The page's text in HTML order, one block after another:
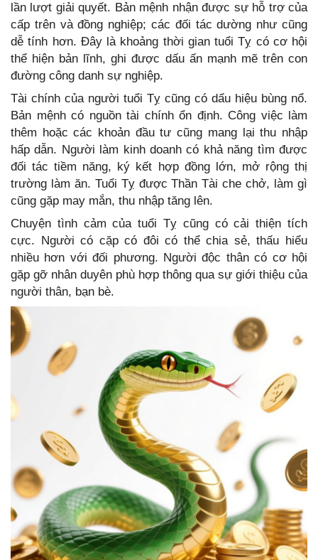
lần lượt giải quyết. Bản mệnh nhận được sự hỗ trợ của
cấp trên và đồng nghiệp; các đối tác dường như cũng
dễ tính hơn. Đây là khoảng thời gian tuổi Tỵ có cơ hội
thể hiện bản lĩnh, ghi được dấu ấn mạnh mẽ trên con
đường công danh sự nghiệp.
Tài chính của người tuổi Tỵ cũng có dấu hiệu bùng nổ.
Bản mệnh có nguồn tài chính ổn định. Công việc làm
thêm hoặc các khoản đầu tư cũng mang lại thu nhập
hấp dẫn. Người làm kinh doanh có khả năng tìm được
đối tác tiềm năng, ký kết hợp đồng lớn, mở rộng thị
trường làm ăn. Tuổi Tỵ được Thần Tài che chở, làm gì
cũng gặp may mắn, thu nhập tăng lên.
Chuyện tình cảm của tuổi Tỵ cũng có cải thiện tích
cực. Người có cặp có đôi có thể chia sẻ, thấu hiểu
nhiều hơn với đối phương. Người độc thân có cơ hội
gặp gỡ nhân duyên phù hợp thông qua sự giới thiệu của
người thân, bạn bè.